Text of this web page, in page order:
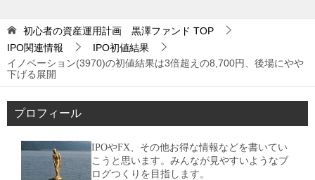
初心者の資産運用計画 黒澤ファンド TOP
IPO関連情報
IPO初値結果
イノベーション(3970)の初値結果は3倍超えの8,700円、後場にやや
下げる展開
プロフィール
IPOやFX、その他お得な情報などを書いてい
こうと思います。みんなが見やすいようなブ
ログつくりを目指します。